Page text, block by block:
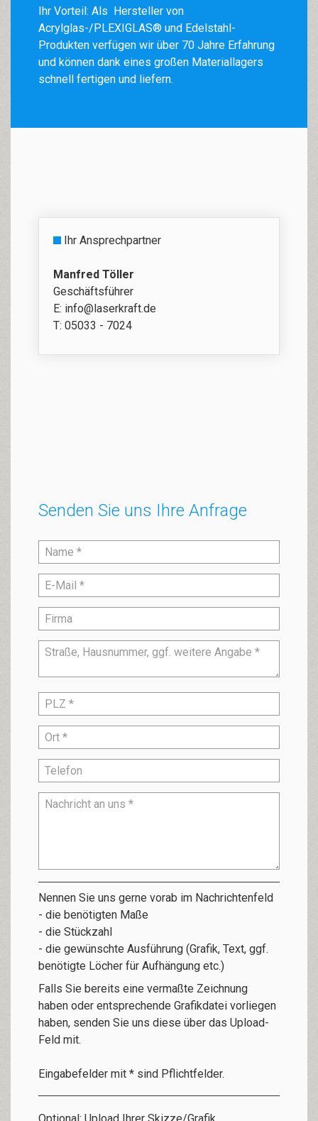
Ihr Vorteil: Als Hersteller von
Acrylglas-/PLEXIGLAS® und Edelstahl-
Produkten verfügen wir über 70 Jahre Erfahrung
und können dank eines großen Materiallagers
schnell fertigen und liefern.
Ihr Ansprechpartner
Manfred Töller
Geschäftsführer
E: info@laserkraft.de
T: 05033 - 7024
Senden Sie uns Ihre Anfrage
Nennen Sie uns gerne vorab im Nachrichtenfeld
- die benötigten Maße
- die Stückzahl
- die gewünschte Ausführung (Grafik, Text, ggf.
benötigte Löcher für Aufhängung etc.)
Falls Sie bereits eine vermaßte Zeichnung
haben oder entsprechende Grafikdatei vorliegen
haben, senden Sie uns diese über das Upload-
Feld mit.
Eingabefelder mit * sind Pflichtfelder.